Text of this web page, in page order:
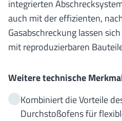
integrierten
auch mit der effizienten,
Gasabschreckung lassen
mit reproduzierbaren
Weitere technische
Kombiniert die Vorteile
Durchstoßofens für